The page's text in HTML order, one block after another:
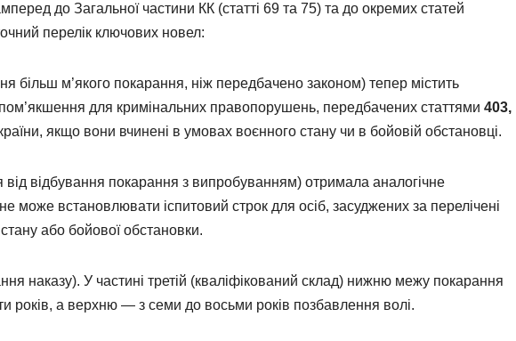
до Загальної частини КК (статті 69 та 75) та до окремих статей
перелік ключових новел:
більш м’якого покарання, ніж передбачено законом) тепер містить
для кримінальних правопорушень, передбачених статтями 403,
якщо вони вчинені в умовах воєнного стану чи в бойовій обстановці.
від відбування покарання з випробуванням) отримала аналогічне
може встановлювати іспитовий строк для осіб, засуджених за перелічені
або бойової обстановки.
наказу). У частині третій (кваліфікований склад) нижню межу покарання
років, а верхню — з семи до восьми років позбавлення волі.